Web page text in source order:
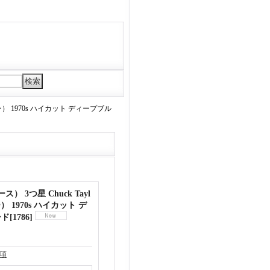
1970s ハイカット ディープブル
ス） 3つ星 Chuck Tayl
1970s ハイカット デ
[1786]